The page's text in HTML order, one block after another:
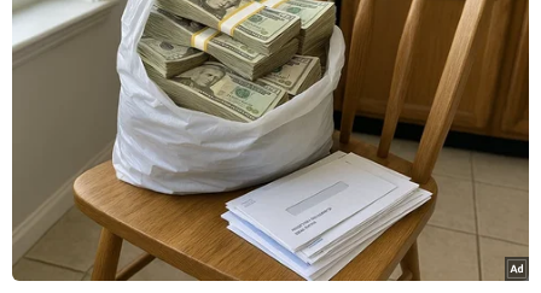
(TTXVN/Vietnam+)